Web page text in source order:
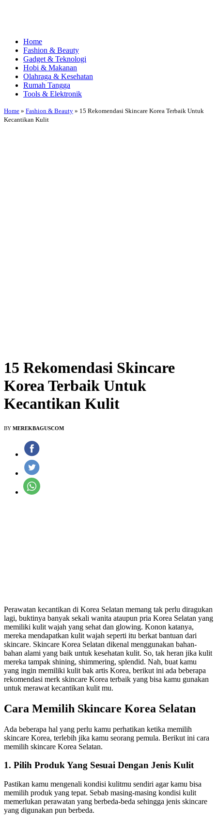
Home
Fashion & Beauty
Gadget & Teknologi
Hobi & Makanan
Olahraga & Kesehatan
Rumah Tangga
Tools & Elektronik
Home » Fashion & Beauty » 15 Rekomendasi Skincare Korea Terbaik Untuk
Kecantikan Kulit
15 Rekomendasi Skincare
Korea Terbaik Untuk
Kecantikan Kulit
BY MEREKBAGUSCOM
Perawatan kecantikan di Korea Selatan memang tak perlu diragukan
lagi, buktinya banyak sekali wanita ataupun pria Korea Selatan yang
memiliki kulit wajah yang sehat dan glowing. Konon katanya,
mereka mendapatkan kulit wajah seperti itu berkat bantuan dari
skincare. Skincare Korea Selatan dikenal menggunakan bahan-
bahan alami yang baik untuk kesehatan kulit. So, tak heran jika kulit
mereka tampak shining, shimmering, splendid. Nah, buat kamu
yang ingin memiliki kulit bak artis Korea, berikut ini ada beberapa
rekomendasi merk skincare Korea terbaik yang bisa kamu gunakan
untuk merawat kecantikan kulit mu.
Cara Memilih Skincare Korea Selatan
Ada beberapa hal yang perlu kamu perhatikan ketika memilih
skincare Korea, terlebih jika kamu seorang pemula. Berikut ini cara
memilih skincare Korea Selatan.
1. Pilih Produk Yang Sesuai Dengan Jenis Kulit
Pastikan kamu mengenali kondisi kulitmu sendiri agar kamu bisa
memilih produk yang tepat. Sebab masing-masing kondisi kulit
memerlukan perawatan yang berbeda-beda sehingga jenis skincare
yang digunakan pun berbeda.